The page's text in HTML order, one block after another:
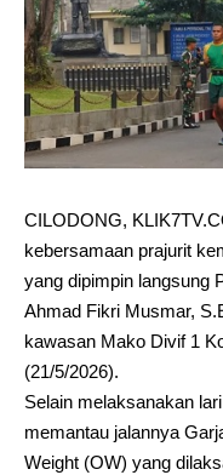
CILODONG,
kebersamaan prajurit
yang dipimpin langsung
Ahmad Fikri Musmar,
kawasan Mako Divif 1
(21/5/2026).
Selain melaksanakan
memantau jalannya
Weight (OW) yang